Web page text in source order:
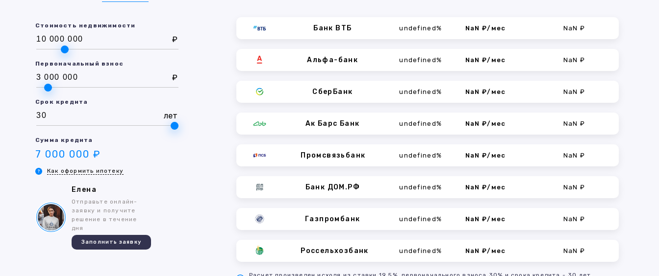
Стоимость недвижимости
₽
Первоначальный взнос
₽
Срок кредита
лет
Сумма кредита
7 000 000 ₽
Как оформить ипотеку
Елена
Отправьте онлайн-
заявку и получите
решение в течение
дня
Заполнить заявку
Банк ВТБ undefined% NaN ₽/мес NaN ₽
Альфа-банк undefined% NaN ₽/мес NaN ₽
СберБанк undefined% NaN ₽/мес NaN ₽
Ак Барс Банк undefined% NaN ₽/мес NaN ₽
Промсвязьбанк undefined% NaN ₽/мес NaN ₽
Банк ДОМ.РФ undefined% NaN ₽/мес NaN ₽
Газпромбанк undefined% NaN ₽/мес NaN ₽
Россельхозбанк undefined% NaN ₽/мес NaN ₽